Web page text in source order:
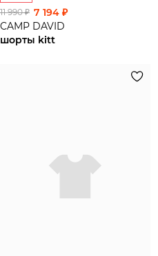
11 990 ₽ 7 194 ₽
CAMP DAVID
шорты kitt